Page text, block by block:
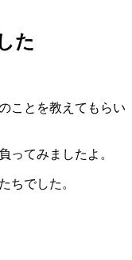
た
ことを教えてもらい
ってみましたよ。
ちでした。